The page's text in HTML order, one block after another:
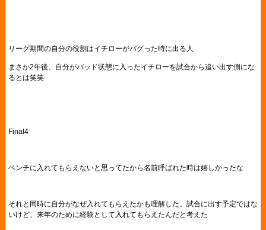
リーグ期間の自分の役割はイチローがバグった時に出る人
まさか2年後、自分がバッド状態に入ったイチローを試合から追い出す側にな
るとは笑笑
Final4
ベンチに入れてもらえないと思ってたから名前呼ばれた時は嬉しかったな
それと同時に自分がなぜ入れてもらえたかも理解した。試合に出す予定ではな
いけど、来年のために経験として入れてもらえたんだと考えた